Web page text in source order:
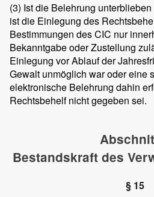
(3) Ist die Belehrung
ist die Einlegung des
Bestimmungen des CIC nur
Bekanntgabe oder Zustellung
Einlegung vor Ablauf der
Gewalt unmöglich war oder eine
elektronische Belehrung dahin
Rechtsbehelf nicht gegeben sei.
Bestandskraft des
§ 15